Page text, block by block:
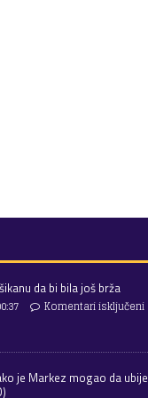
da bi bila još brža
Komentari isključeni
je Markez mogao da ubije